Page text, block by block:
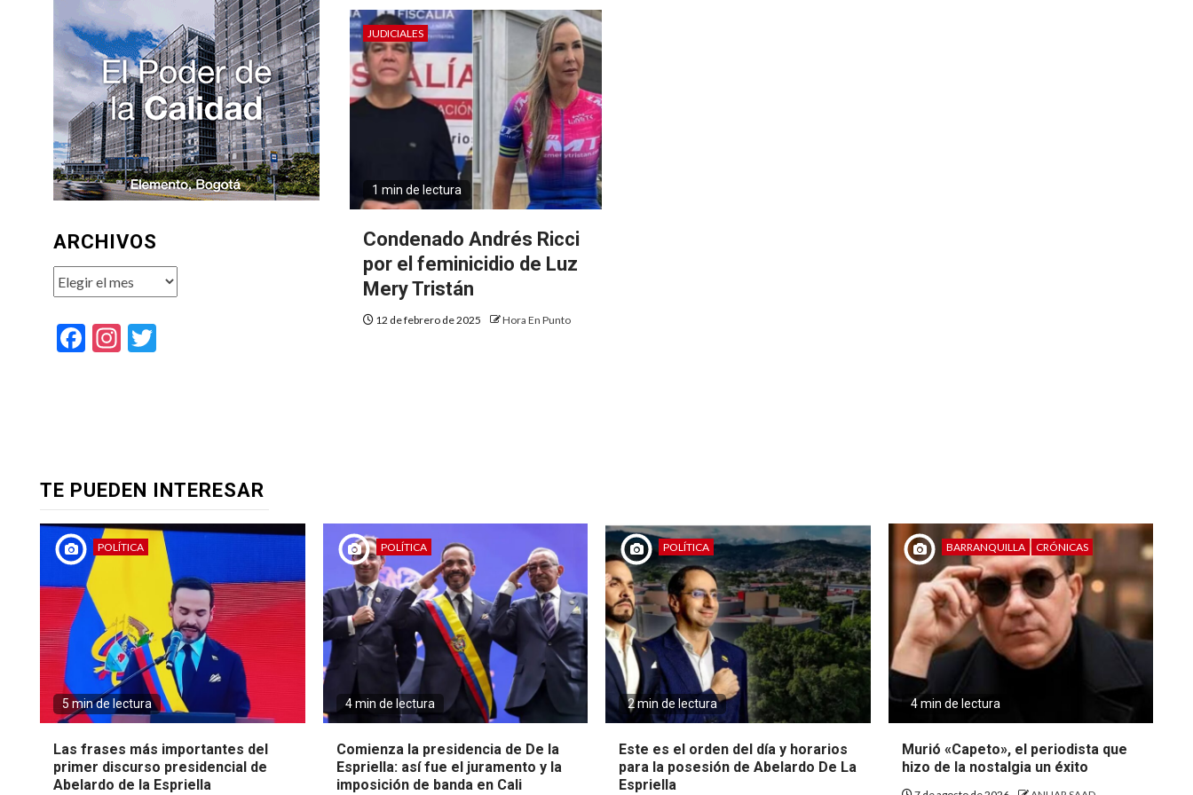
JUDICIALES
1 min de lectura
Condenado Andrés Ricci
por el feminicidio de Luz
Mery Tristán
12 de febrero de 2025 Hora En Punto
ARCHIVOS
Archivos
Facebook
Instagram
TE PUEDEN INTERESAR
POLÍTICA
5 min de lectura
Las frases más importantes del
primer discurso presidencial de
Abelardo de la Espriella
POLÍTICA
4 min de lectura
Comienza la presidencia de De la
Espriella: así fue el juramento y la
imposición de banda en Cali
POLÍTICA
2 min de lectura
Este es el orden del día y horarios
para la posesión de Abelardo De La
Espriella
BARRANQUILLA CRÓNICAS
4 min de lectura
Murió «Capeto», el periodista que
hizo de la nostalgia un éxito